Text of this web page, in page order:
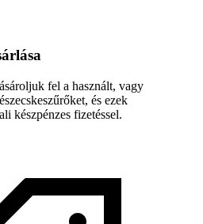
fel a használt, vagy
és ezek
készpénzes fizetéssel.